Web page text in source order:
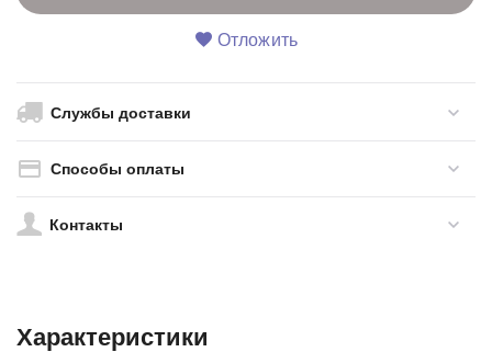
Отложить
Службы доставки
Способы оплаты
Контакты
Характеристики